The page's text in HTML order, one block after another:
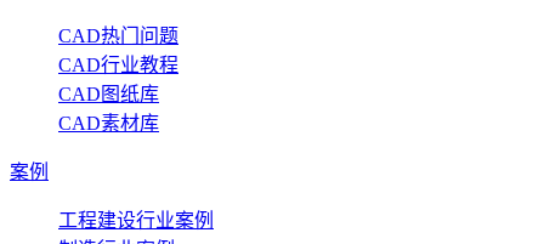
CAD热门问题
CAD行业教程
CAD图纸库
CAD素材库
案例
工程建设行业案例